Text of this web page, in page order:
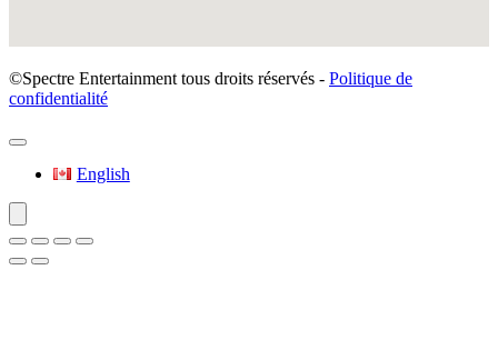
©Spectre Entertainment tous droits réservés - Politique de
confidentialité
English